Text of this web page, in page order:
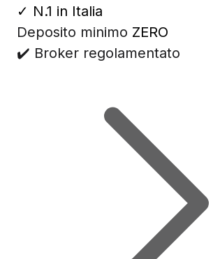
✓ N.1 in Italia
Deposito minimo ZERO
✔️ Broker regolamentato